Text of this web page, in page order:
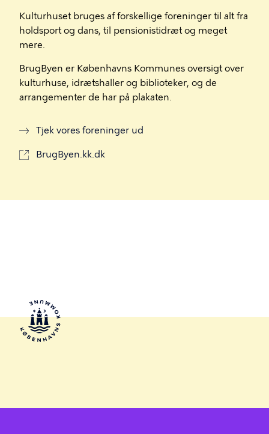
Kulturhuset bruges af forskellige foreninger til alt fra
holdsport og dans, til pensionistidræt og meget
mere.
BrugByen er Københavns Kommunes oversigt over
kulturhuse, idrætshaller og biblioteker, og de
arrangementer de har på plakaten.
Tjek vores foreninger ud
BrugByen.kk.dk